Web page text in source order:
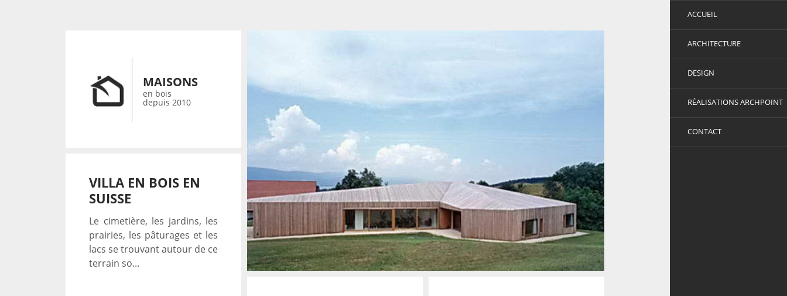
ACCUEIL
ARCHITECTURE
DESIGN
RÉALISATIONS ARCHPOINT
CONTACT
MAISONS
en bois
depuis 2010
VILLA EN BOIS EN
SUISSE
Le cimetière, les jardins, les
prairies, les pâturages et les
lacs se trouvant autour de ce
terrain so...